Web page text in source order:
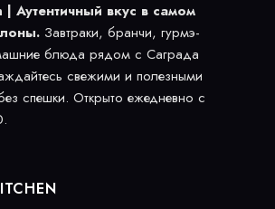
| Аутентичный вкус в самом
Завтраки, бранчи, гурмэ-
блюда рядом с Саграда
свежими и полезными
спешки. Открыто ежедневно с